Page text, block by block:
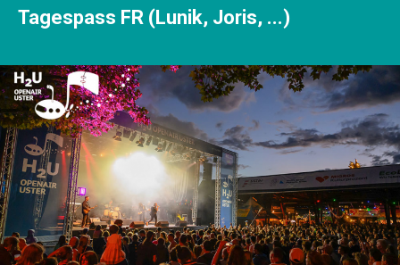
Tagespass FR (Lunik, Joris, ...)